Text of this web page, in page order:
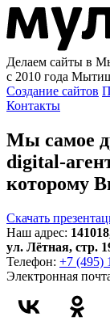
Делаем сайты в
с 2010 года
Создание сайтов
Контакты
Мы самое
digital-
которому
Скачать
Наш адрес: 141018
ул. Лётная, стр.
Телефон: +7 (495)
Электронная